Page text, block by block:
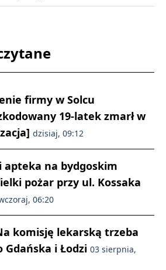
firmy w Solcu
19-latek zmarł w
dzisiaj, 09:12
i apteka na bydgoskim
pożar przy ul. Kossaka
06:20
komisję lekarską trzeba
Gdańska i Łodzi 03 sierpnia,